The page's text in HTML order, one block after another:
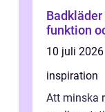
funktion
10 juli 2026
inspiration
Att minska